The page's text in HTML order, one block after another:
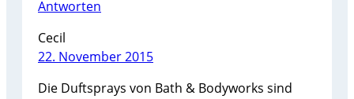
Antworten
Cecil
22. November 2015
Die Duftsprays von Bath & Bodyworks sind